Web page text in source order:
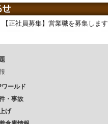
【正社員募集】営業職を募集します
ワールド
・事故
げ